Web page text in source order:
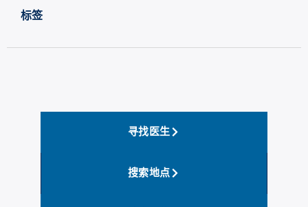
标签
寻找医生
搜索地点